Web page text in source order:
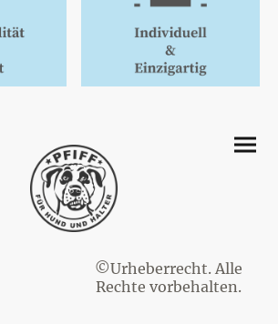
©Urheberrecht. Alle
Rechte vorbehalten.